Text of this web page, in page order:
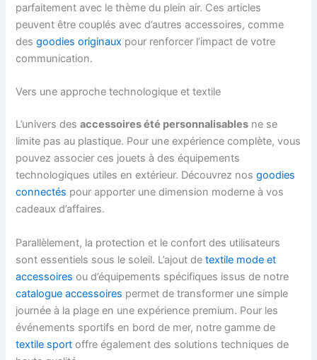
parfaitement avec le thème du plein air. Ces articles
peuvent être couplés avec d’autres accessoires, comme
desgoodies originaux pour renforcer l’impact de votre
communication.
Vers une approche technologique et textile
L’univers desaccessoires été personnalisables ne se
limite pas au plastique. Pour une expérience complète, vous
pouvez associer ces jouets à des équipements
technologiques utiles en extérieur. Découvrez nosgoodies
connectés pour apporter une dimension moderne à vos
cadeaux d’affaires.
Parallèlement, la protection et le confort des utilisateurs
sont essentiels sous le soleil. L’ajout detextile mode et
accessoires ou d’équipements spécifiques issus de notre
catalogue accessoires permet de transformer une simple
journée à la plage en une expérience premium. Pour les
événements sportifs en bord de mer, notre gamme de
textile sport offre également des solutions techniques de